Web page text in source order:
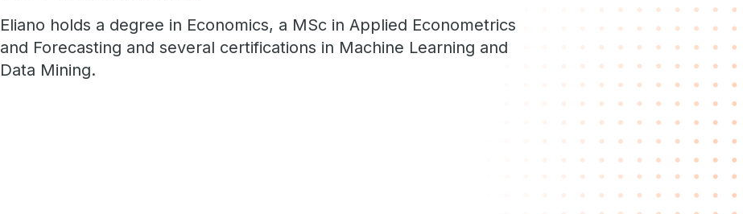
Eliano holds a degree in Economics, a MSc in Applied Econometrics
and Forecasting and several certifications in Machine Learning and
Data Mining.